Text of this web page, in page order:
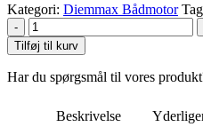
Kategori: Diemmax Bådmotor
-
Tilføj til kurv
Har du spørgsmål til vores
Beskrivelse